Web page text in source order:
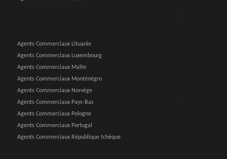
Agents Commerciaux Lituanie
Agents Commerciaux Luxembourg
Agents Commerciaux Malte
Agents Commerciaux Monténégro
Agents Commerciaux Norvège
Agents Commerciaux Pays-Bas
Agents Commerciaux Pologne
Agents Commerciaux Portugal
Agents Commerciaux République tchèque